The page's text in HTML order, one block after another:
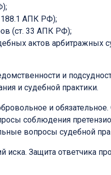
188.1 АПК РФ);
(ст. 33 АПК РФ);
актов арбитражных
и
и судебной практики.
и
соблюдения
вопросы судебной
Защита ответчика